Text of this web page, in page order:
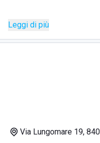
ristorante;
docce calde;
con un'abbondante
Leggi di più
Via Lungomare 19,